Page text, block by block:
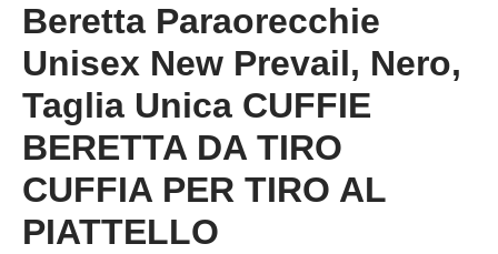
Beretta Paraorecchie
Unisex New Prevail, Nero,
Taglia Unica CUFFIE
BERETTA DA TIRO
CUFFIA PER TIRO AL
PIATTELLO